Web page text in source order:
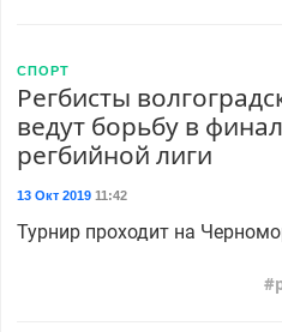
СПОРТ
Регбисты
ведут борьбу в
регбийной лиги
13 Окт 201911:42
Турнир проходит на